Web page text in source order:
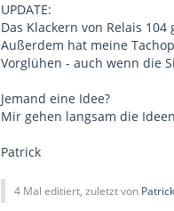
UPDATE:
Das Klackern von Relais
Außerdem hat meine
Vorglühen - auch wenn die
Jemand eine Idee?
Mir gehen langsam die
Patrick
4 Mal editiert, zuletzt von